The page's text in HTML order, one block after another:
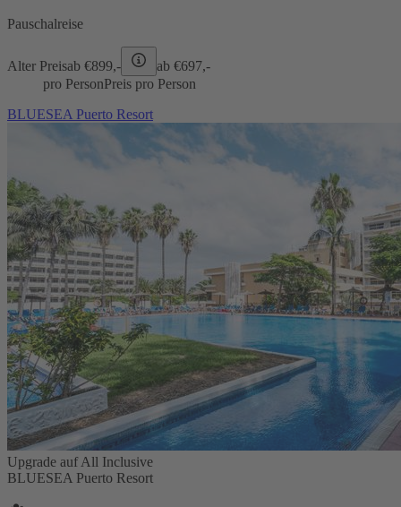
Pauschalreise
Alter Preisab €899,- ab €697,-
pro PersonPreis pro Person
BLUESEA Puerto Resort
Upgrade auf All Inclusive
BLUESEA Puerto Resort